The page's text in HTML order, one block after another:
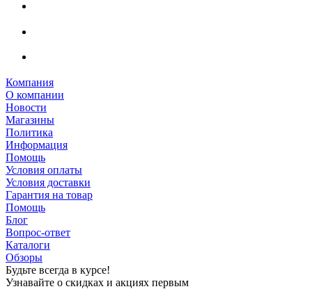
Компания
О компании
Новости
Магазины
Политика
Информация
Помощь
Условия оплаты
Условия доставки
Гарантия на товар
Помощь
Блог
Вопрос-ответ
Каталоги
Обзоры
Будьте всегда в курсе!
Узнавайте о скидках и акциях первым